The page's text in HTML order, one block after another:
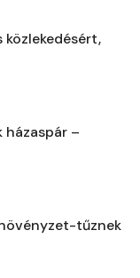
közlekedésért,
–
tűznek